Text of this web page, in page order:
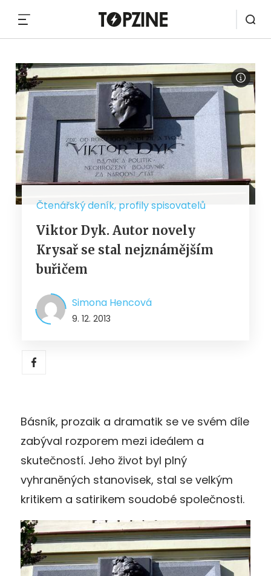
Čtenářský deník, profily spisovatelů
Viktor Dyk. Autor novely
Krysař se stal nejznámějším
buřičem
Simona Hencová
9. 12. 2013
Básník, prozaik a dramatik se ve svém díle
zabýval rozporem mezi ideálem a
skutečností. Jeho život byl plný
vyhraněných stanovisek, stal se velkým
kritikem a satirikem soudobé společnosti.